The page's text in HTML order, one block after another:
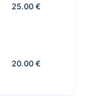
25.00 €
20.00 €